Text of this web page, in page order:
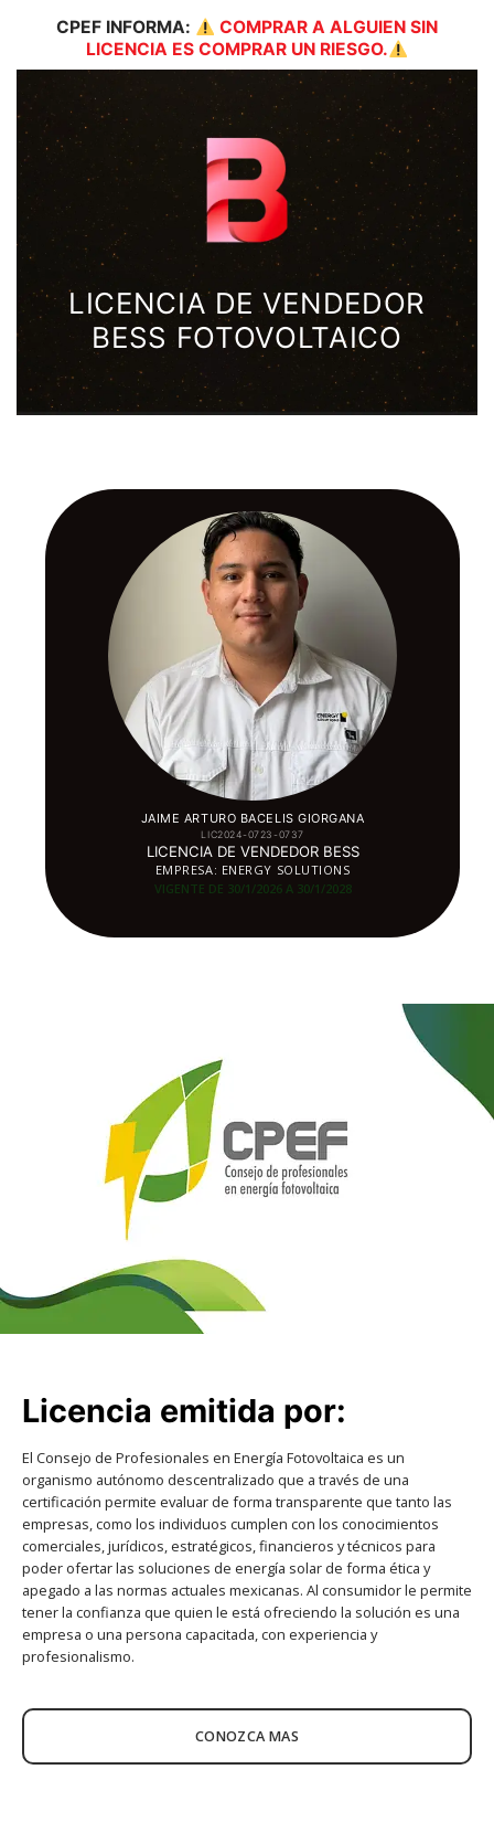
CPEF INFORMA:
COMPRAR A ALGUIEN SIN
LICENCIA ES COMPRAR UN RIESGO.
LICENCIA DE VENDEDOR
BESS FOTOVOLTAICO
JAIME ARTURO BACELIS GIORGANA
LIC2024-0723-0737
LICENCIA DE VENDEDOR BESS
EMPRESA: ENERGY SOLUTIONS
VIGENTE DE 30/1/2026 A 30/1 /2028
Licencia emitida por:
El Consejo de Profesionales en Energía Fotovoltaica es un
organismo autónomo descentralizado que a través de una
certificación permite evaluar de forma transparente que tanto las
empresas, como los individuos cumplen con los conocimientos
comerciales, jurídicos, estratégicos, financieros y técnicos para
poder ofertar las soluciones de energía solar de forma ética y
apegado a las normas actuales mexicanas. Al consumidor le permite
tener la confianza que quien le está ofreciendo la solución es una
empresa o una persona capacitada, con experiencia y
profesionalismo.
CONOZCA MAS